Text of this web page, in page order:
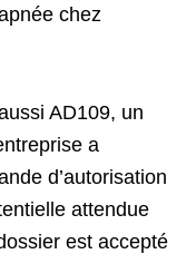
chez
AD109, un
a
d’autorisation
attendue
est accepté